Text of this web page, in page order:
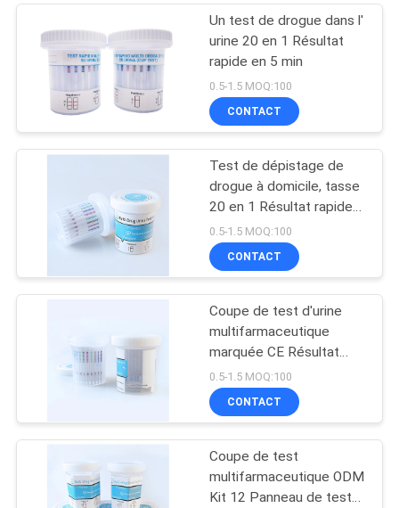
CITATION
PLAN
SITE
PRIVACY
POLICY
d'Immunofluorecense
Animal familier
Test&Equipment
rapide
6
Essai de maladie
infectieuse
Un test de drogue dans l'
urine 20 en 1 Résultat
rapide en 5 min
0.5-1.5 MOQ:100
CONTACT
Test de dépistage de
drogue à domicile, tasse
20 en 1 Résultat rapide
en 5 min.
0.5-1.5 MOQ:100
CONTACT
Coupe de test d'urine
multifarmaceutique
marquée CE Résultat
rapide en 5 min
0.5-1.5 MOQ:100
CONTACT
Coupe de test
multifarmaceutique ODM
Kit 12 Panneau de test